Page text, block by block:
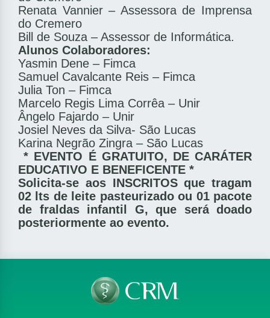
Renata Vannier – Assessora de Imprensa
do Cremero
Bill de Souza – Assessor de Informática.
Alunos Colaboradores:
Yasmin Dene – Fimca
Samuel Cavalcante Reis – Fimca
Julia Ton – Fimca
Marcelo Regis Lima Corrêa – Unir
Ângelo Fajardo – Unir
Josiel Neves da Silva- São Lucas
Karina Negrão Zingra – São Lucas
* EVENTO É GRATUITO, DE CARÁTER
EDUCATIVO E BENEFICENTE *
Solicita-se aos INSCRITOS que tragam
02 lts de leite pasteurizado ou 01 pacote
de fraldas infantil G, que será doado
posteriormente ao evento.